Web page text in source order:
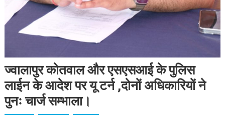
ज्वालापुर कोतवाल और एसएसआई के पुलिस
लाईन के आदेश पर यू टर्न ,दोनों अधिकारियों ने
पुनः चार्ज सम्भाला।